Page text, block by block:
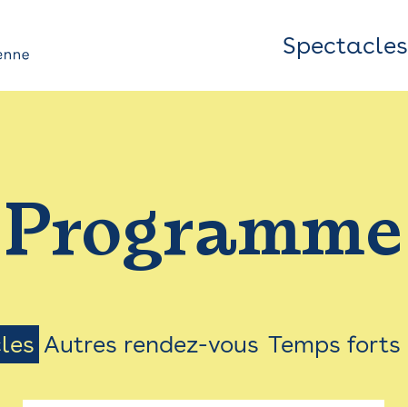
Top
Bar
Menu
Spectacles
Programme
Autres rendez-vous Temps forts